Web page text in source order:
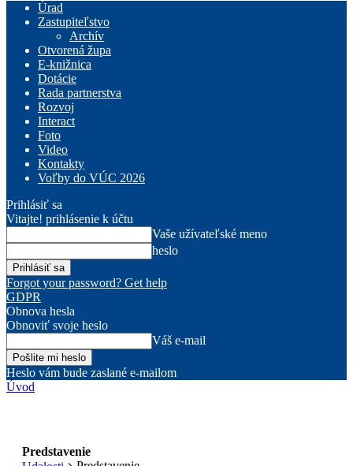
Úrad
Zastupiteľstvo
Archív
Otvorená župa
E-knižnica
Dotácie
Rada partnerstva
Rozvoj
Interact
Foto
Video
Kontakty
Voľby do VÚC 2026
Prihlásiť sa
Vitajte! prihlásenie k účtu
Vaše užívateľské meno
heslo
Forgot your password? Get help
GDPR
Obnova hesla
Obnoviť svoje heslo
Váš e-mail
Heslo vám bude zaslané e-mailom
Úvod
Predstavenie